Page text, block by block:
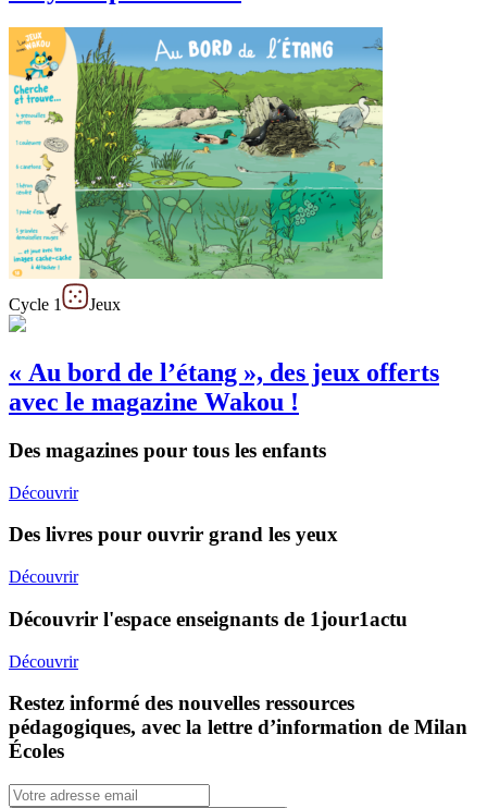
Cycle 1 Jeux
« Au bord de l’étang », des jeux offerts
avec le magazine Wakou !
Des magazines pour tous les enfants
Découvrir
Des livres pour ouvrir grand les yeux
Découvrir
Découvrir l'espace enseignants de 1jour1actu
Découvrir
Restez informé des nouvelles ressources
pédagogiques, avec la lettre d’information de Milan
Écoles